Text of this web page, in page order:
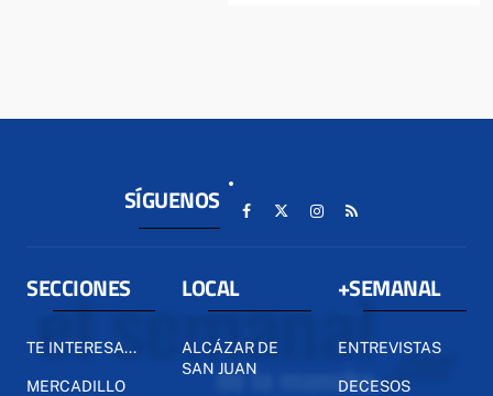
SÍGUENOS
SECCIONES
TE INTERESA...
MERCADILLO
LOCAL
ALCÁZAR DE
SAN JUAN
+SEMANAL
ENTREVISTAS
DECESOS